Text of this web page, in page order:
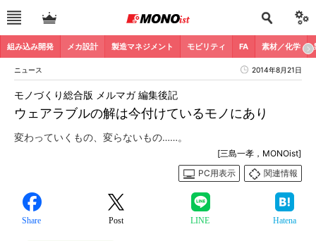
組み込み開発 メカ設計 製造マネジメント モビリティ FA 素材／化学
ニュース 2014年8月21日
ウェアラブルの解は今付けているモノにあり
モノづくり総合版 メルマガ 編集後記
変わっていくもの、変らないもの……。
[三島一孝，MONOist]
PC用表示
関連情報
Share Post LINE Hatena